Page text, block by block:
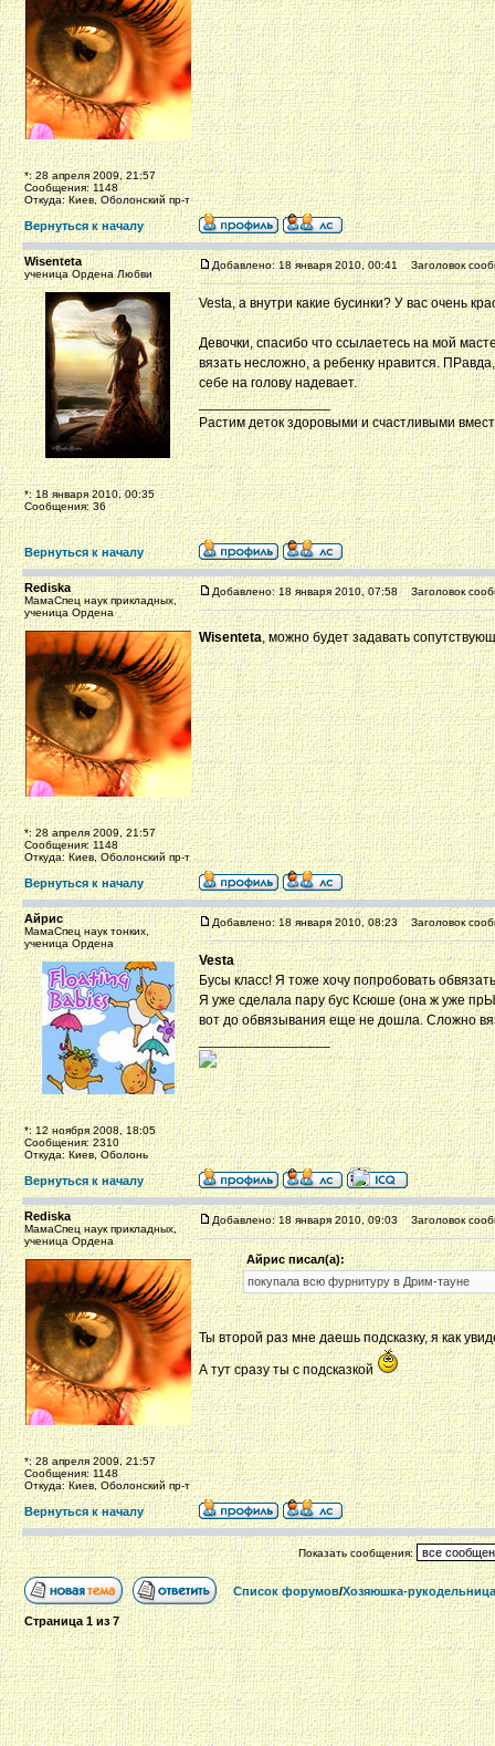
*: 28 апреля 2009, 21:57
Сообщения: 1148
Откуда: Киев, Оболонский пр-т
Вернуться к началу
Wisenteta
ученица Ордена Любви
*: 18 января 2010, 00:35
Сообщения: 36
Добавлено: 18 января 2010, 00:41 Заголовок
Vesta, а внутри какие бусинки? У вас очень
Девочки, спасибо что ссылаетесь на мой
вязать несложно, а ребенку нравится.
себе на голову надевает.
_________________
Растим деток здоровыми и счастливыми
Вернуться к началу
Rediska
МамаСпец наук прикладных,
ученица Ордена
*: 28 апреля 2009, 21:57
Сообщения: 1148
Откуда: Киев, Оболонский пр-т
Добавлено: 18 января 2010, 07:58 Заголовок
Wisenteta, можно будет задавать
Вернуться к началу
Айрис
МамаСпец наук тонких,
ученица Ордена
*: 12 ноября 2008, 18:05
Сообщения: 2310
Откуда: Киев, Оболонь
Добавлено: 18 января 2010, 08:23 Заголовок
Vesta
Бусы класс! Я тоже хочу попробовать
Я уже сделала пару бус Ксюше (она ж уже
вот до обвязывания еще не дошла. Сложно
_________________
Вернуться к началу
Rediska
МамаСпец наук прикладных,
ученица Ордена
*: 28 апреля 2009, 21:57
Сообщения: 1148
Откуда: Киев, Оболонский пр-т
Добавлено: 18 января 2010, 09:03 Заголовок
Айрис писал(а):
покупала всю фурнитуру в Дрим-тауне
Ты второй раз мне даешь подсказку, я как
А тут сразу ты с подсказкой
Вернуться к началу
Показать сообщения:
Список форумов/Хозяюшка-рукодельница
Страница1из7